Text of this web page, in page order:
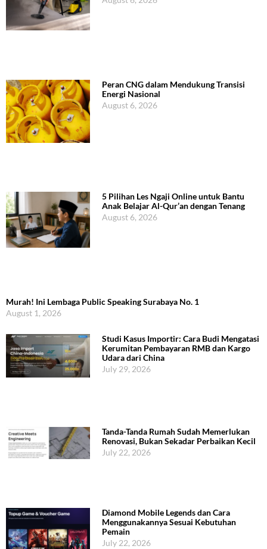
Peran CNG dalam Mendukung Transisi
Energi Nasional
August 6, 2026
5 Pilihan Les Ngaji Online untuk Bantu
Anak Belajar Al-Qur’an dengan Tenang
August 6, 2026
Murah! Ini Lembaga Public Speaking Surabaya No. 1
August 1, 2026
Studi Kasus Importir: Cara Budi Mengatasi
Kerumitan Pembayaran RMB dan Kargo
Udara dari China
July 29, 2026
Tanda-Tanda Rumah Sudah Memerlukan
Renovasi, Bukan Sekadar Perbaikan Kecil
July 22, 2026
Diamond Mobile Legends dan Cara
Menggunakannya Sesuai Kebutuhan
Pemain
July 22, 2026